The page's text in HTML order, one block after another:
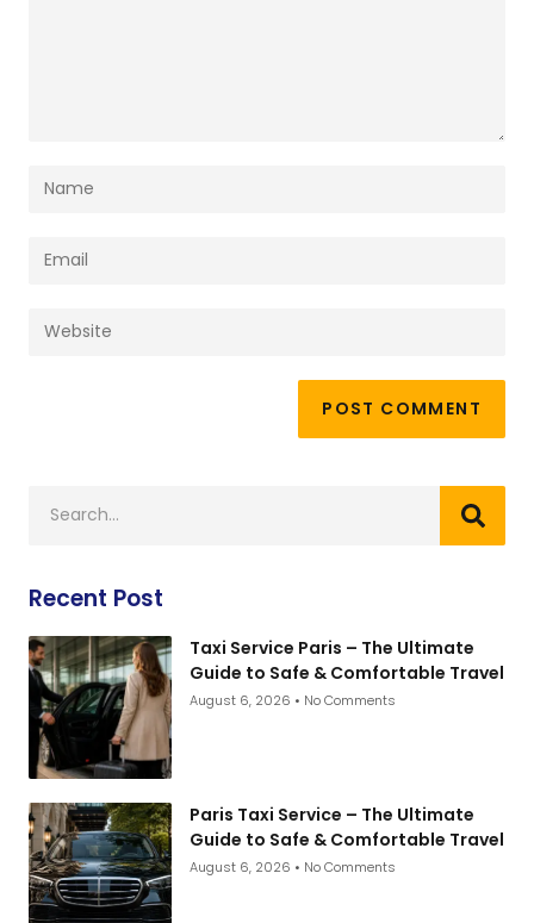
Recent Post
Taxi Service Paris – The Ultimate
Guide to Safe & Comfortable Travel
August 6, 2026 No Comments
Paris Taxi Service – The Ultimate
Guide to Safe & Comfortable Travel
August 6, 2026 No Comments